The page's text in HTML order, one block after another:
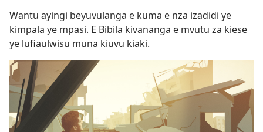
Wantu ayingi beyuvulanga e kuma e nza izadidi ye
kimpala ye mpasi. E Bibila kivananga e mvutu za kiese
ye lufiaulwisu muna kiuvu kiaki.